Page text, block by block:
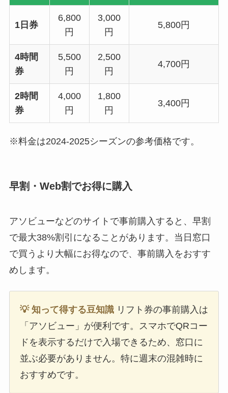
1日券
6,800
円
3,000
円
5,800円
4時間
券
5,500
円
2,500
円
4,700円
2時間
券
4,000
円
1,800
円
3,400円
※料金は2024-2025シーズンの参考価格です。
早割・Web割でお得に購入
アソビューなどのサイトで事前購入すると、早割
で最大38%割引になることがあります。当日窓口
で買うより大幅にお得なので、事前購入をおすす
めします。
💡 知って得する豆知識リフト券の事前購入は
「アソビュー」が便利です。スマホでQRコー
ドを表示するだけで入場できるため、窓口に
並ぶ必要がありません。特に週末の混雑時に
おすすめです。